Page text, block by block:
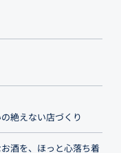
絶えない店づくり
酒を、ほっと心落ち着